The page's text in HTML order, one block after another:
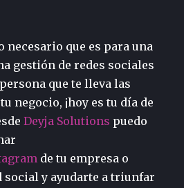
necesario que es para una
gestión de redes sociales
que te lleva las
negocio, ¡hoy es tu día de
Deyja Solutions puedo
de tu empresa o
social y ayudarte a triunfar